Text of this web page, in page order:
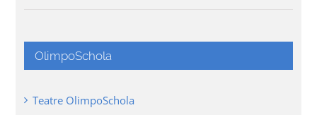
OlimpoSchola
Teatre OlimpoSchola